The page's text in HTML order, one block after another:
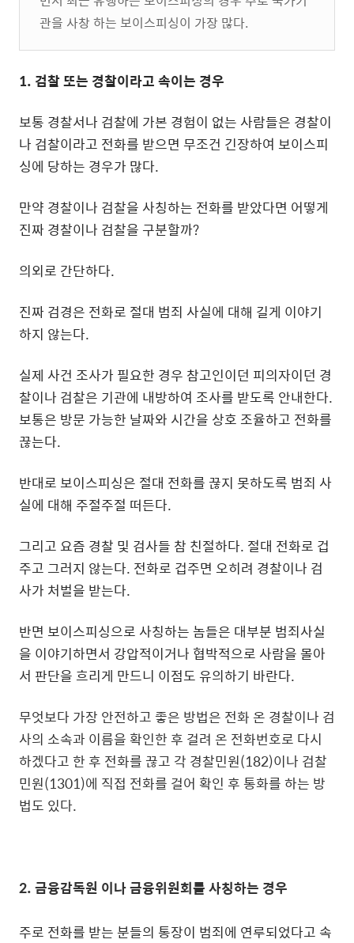
관을 사창 하는 보이스피싱이 가장 많다.
1. 검찰 또는 경찰이라고 속이는 경우
보통 경찰서나 검찰에 가본 경험이 없는 사람들은 경찰이
나 검찰이라고 전화를 받으면 무조건 긴장하여 보이스피
싱에 당하는 경우가 많다.
만약 경찰이나 검찰을 사칭하는 전화를 받았다면 어떻게
진짜 경찰이나 검찰을 구분할까?
의외로 간단하다.
진짜 검경은 전화로 절대 범죄 사실에 대해 길게 이야기
하지 않는다.
실제 사건 조사가 필요한 경우 참고인이던 피의자이던 경
찰이나 검찰은 기관에 내방하여 조사를 받도록 안내한다.
보통은 방문 가능한 날짜와 시간을 상호 조율하고 전화를
끊는다.
반대로 보이스피싱은 절대 전화를 끊지 못하도록 범죄 사
실에 대해 주절주절 떠든다.
그리고 요즘 경찰 및 검사들 참 친절하다. 절대 전화로 겁
주고 그러지 않는다. 전화로 겁주면 오히려 경찰이나 검
사가 처벌을 받는다.
반면 보이스피싱으로 사칭하는 놈들은 대부분 범죄사실
을 이야기하면서 강압적이거나 협박적으로 사람을 몰아
서 판단을 흐리게 만드니 이점도 유의하기 바란다.
무엇보다 가장 안전하고 좋은 방법은 전화 온 경찰이나 검
사의 소속과 이름을 확인한 후 걸려 온 전화번호로 다시
하겠다고 한 후 전화를 끊고 각 경찰민원(182)이나 검찰
민원(1301)에 직접 전화를 걸어 확인 후 통화를 하는 방
법도 있다.
2. 금융감독원 이나 금융위원회를 사칭하는 경우
주로 전화를 받는 분들의 통장이 범죄에 연루되었다고 속